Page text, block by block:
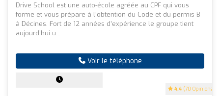
4.4 (70 Opinions)
Drive School est une auto-école agréée au CPF qui vous
forme et vous prépare à l’obtention du Code et du permis B
à Décines. Fort de 12 années d’expérience le groupe tient
aujourd’hui u...
Voir le téléphone